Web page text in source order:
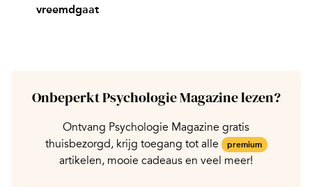
vreemdgaat
Onbeperkt Psychologie Magazine lezen?
Ontvang Psychologie Magazine gratis
thuisbezorgd, krijg toegang tot alle
premium
artikelen, mooie cadeaus en veel meer!